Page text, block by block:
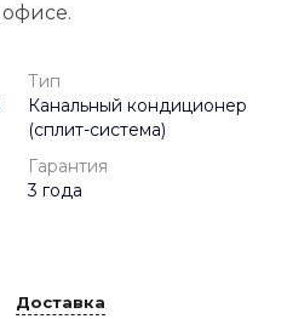
Тип
Канальный кондиционер
(сплит-система)
Гарантия
3 года
Доставка